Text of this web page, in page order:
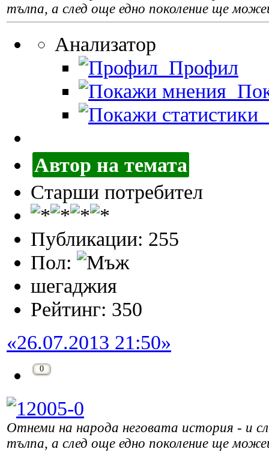
тълпа, а след още едно поколение ще
Анализатор
Профил
Автор на темата
Старши потребител
Публикации: 255
Пол:
шегаджия
Рейтинг: 350
«26.07.2013 21:50»
0
Отнеми на народа неговата история - и
тълпа, а след още едно поколение ще